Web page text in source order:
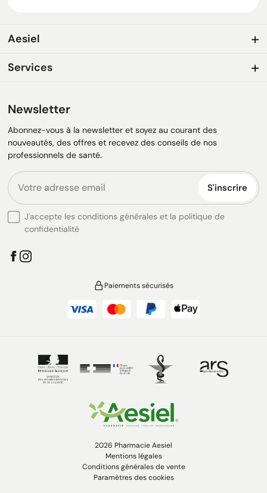
Aesiel
Services
Newsletter
Abonnez-vous à la newsletter et soyez au courant des
nouveautés, des offres et recevez des conseils de nos
professionnels de santé.
S'inscrire
J'accepte les conditions générales et la politique de
confidentialité
Paiements sécurisés
2026 Pharmacie Aesiel
Mentions légales
Conditions générales de vente
Paramètres des cookies